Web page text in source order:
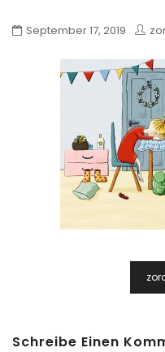
September 17, 2019
Schreibe Einen